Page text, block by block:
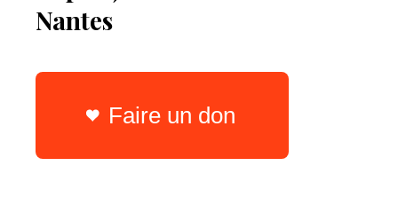
Nantes
Faire un don